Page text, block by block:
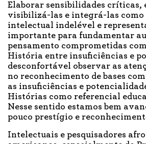
Elaborar sensibilidades críticas,
visibilizá-las e integrá-las
intelectual indelével e
importante para fundamentar
pensamento comprometidas
História entre insuficiências e
desconfortável observar as
no reconhecimento de bases
as insuficiências e
Histórias como referencial
Nesse sentido estamos bem
pouco prestígio e
Intelectuais e pesquisadores